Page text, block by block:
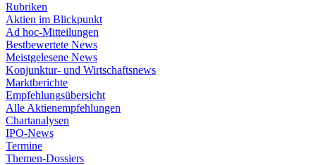
Rubriken
Aktien im Blickpunkt
Ad hoc-Mitteilungen
Bestbewertete News
Meistgelesene News
Konjunktur- und Wirtschaftsnews
Marktberichte
Empfehlungsübersicht
Alle Aktienempfehlungen
Chartanalysen
IPO-News
Termine
Themen-Dossiers